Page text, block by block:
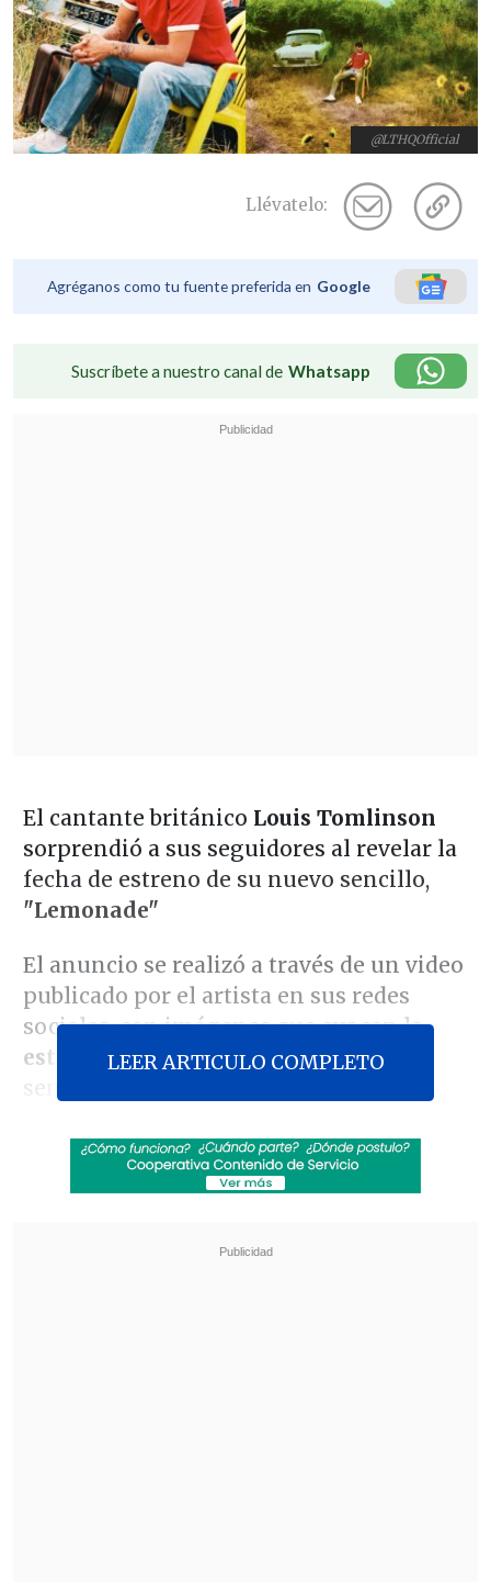
@LTHQOfficial
Llévatelo:
Agréganos como tu fuente preferida en Google
Suscríbete a nuestro canal de Whatsapp
El cantante británico Louis Tomlinson
sorprendió a sus seguidores al revelar la
fecha de estreno de su nuevo sencillo,
"Lemonade"
El anuncio se realizó a través de un video
publicado por el artista en sus redes
sociales, con imágenes que evocan la
estética de un VHSy lo muestran
sentado en una silla amarilla, en un
protagonista de la canción. En el clip,
Louis compartió también un breve
LEER ARTICULO COMPLETO